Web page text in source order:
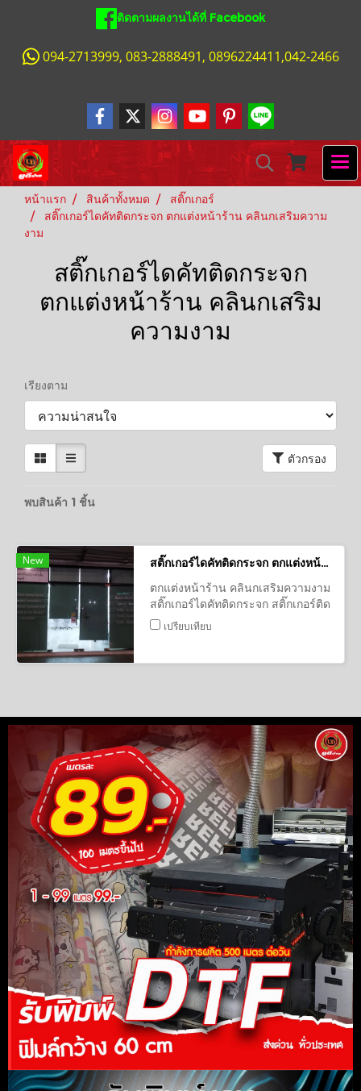
ติดตามผลงานได้ที่ Facebook
094-2713999, 083-2888491, 0896224411,042-2466
หน้าแรก สินค้าทั้งหมด
สติ๊กเกอร์
สติ๊กเกอร์ไดคัทติดกระจก ตกแต่งหน้าร้าน คลินกเสริมความ
งาม
สติ๊กเกอร์ไดคัทติดกระจก
ตกแต่งหน้าร้าน คลินกเสริม
ความงาม
เรียงตาม
ตัวกรอง
พบสินค้า 1 ชิ้น
New
สติ๊กเกอร์ไดคัทติดกระจก ตกแต่งหน้าร้าน คลินกเสริมความงาม
ตกแต่งหน้าร้าน คลินกเสริมความงาม
สติ๊กเกอร์ไดคัทติดกระจก สติ๊กเกอร์ติด
กระจก สติ๊กเกอร์ตกแต่ง พิมพ์
เปรียบเทียบ